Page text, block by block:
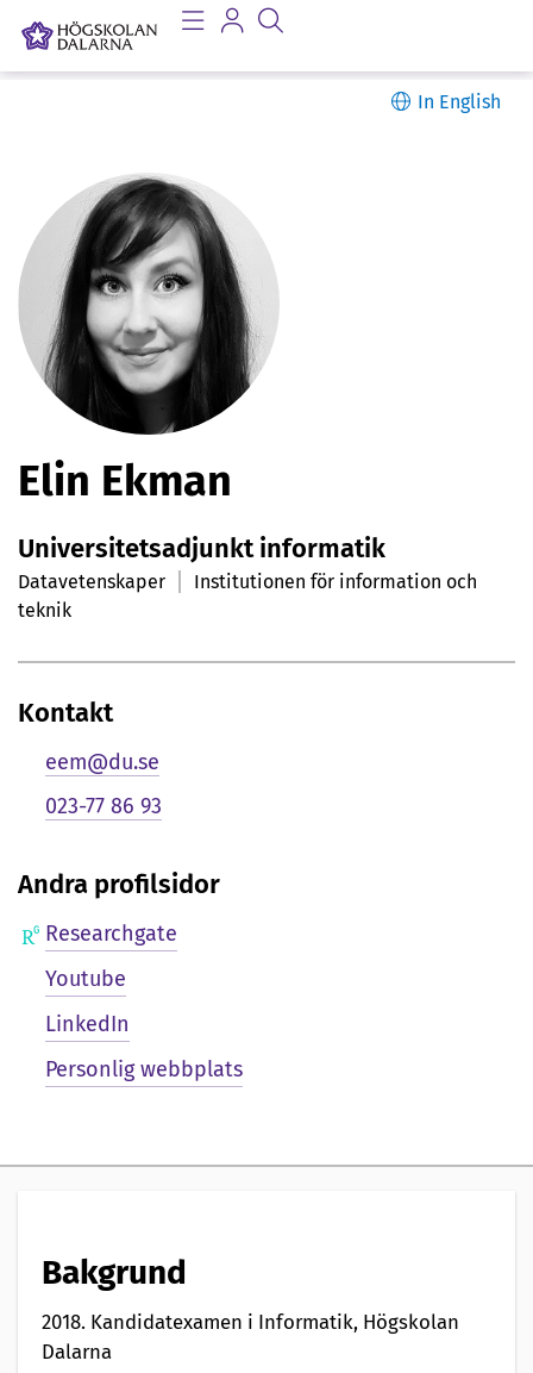
In English
P
e
r
s
o
n
p
r
t
Elin Ekman
Universitetsadjunkt informatik
Datavetenskaper
Institutionen för information och
teknik
Kontakt
eem@du.se
023-77 86 93
Andra profilsidor
Researchgate
Youtube
LinkedIn
Personlig webbplats
Bakgrund
2018. Kandidatexamen i Informatik, Högskolan
Dalarna